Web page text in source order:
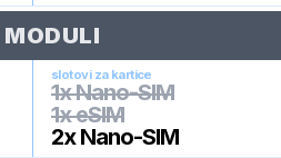
MODULI
slotovi za kartice
1x Nano-SIM
1x eSIM
2x Nano-SIM